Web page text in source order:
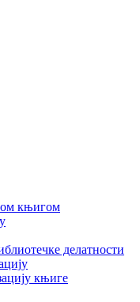
књигом
делатности
књиге